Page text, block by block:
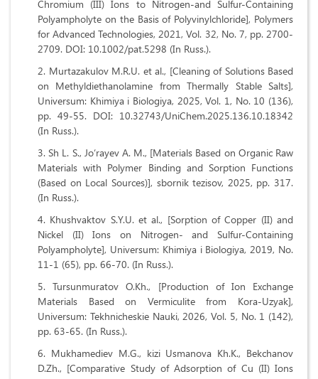
Chromium (III) Ions to Nitrogen‐and Sulfur‐Containing
Polyampholyte on the Basis of Polyvinylchloride], Polymers
for Advanced Technologies, 2021, Vol. 32, No. 7, pp. 2700-
2709. DOI: 10.1002/pat.5298 (In Russ.).
Murtazakulov M.R.U. et al., [Cleaning of Solutions Based
on Methyldiethanolamine from Thermally Stable Salts],
Universum: Khimiya i Biologiya, 2025, Vol. 1, No. 10 (136),
pp. 49-55. DOI: 10.32743/UniChem.2025.136.10.18342
(In Russ.).
Sh L. S., Jo‘rayev A. M., [Materials Based on Organic Raw
Materials with Polymer Binding and Sorption Functions
(Based on Local Sources)], sbornik tezisov, 2025, pp. 317.
(In Russ.).
Khushvaktov S.Y.U. et al., [Sorption of Copper (II) and
Nickel (II) Ions on Nitrogen- and Sulfur-Containing
Polyampholyte], Universum: Khimiya i Biologiya, 2019, No.
11-1 (65), pp. 66-70. (In Russ.).
Tursunmuratov O.Kh., [Production of Ion Exchange
Materials Based on Vermiculite from Kora-Uzyak],
Universum: Tekhnicheskie Nauki, 2026, Vol. 5, No. 1 (142),
pp. 63-65. (In Russ.).
Mukhamediev M.G., kizi Usmanova Kh.K., Bekchanov
D.Zh., [Comparative Study of Adsorption of Cu (II) Ions